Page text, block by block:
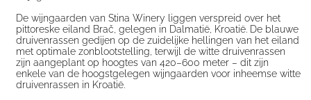
De wijngaarden van Stina Winery liggen verspreid over het
pittoreske eiland Brač, gelegen in Dalmatië, Kroatië. De blauwe
druivenrassen gedijen op de zuidelijke hellingen van het eiland
met optimale zonblootstelling, terwijl de witte druivenrassen
zijn aangeplant op hoogtes van 420–600 meter – dit zijn
enkele van de hoogstgelegen wijngaarden voor inheemse witte
druivenrassen in Kroatië.